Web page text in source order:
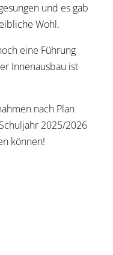
und es gab
Wohl.
eine Führung
Innenausbau ist
nach Plan
2025/2026
können!